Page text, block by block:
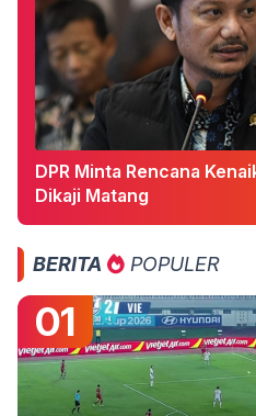
DPR Minta Rencana
Dikaji Matang
BERITA POPULER
01